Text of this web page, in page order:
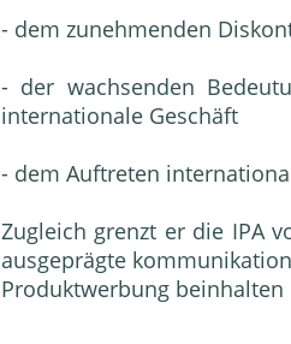
- dem zunehmenden
- der wachsenden
internationale Geschäft
- dem Auftreten
Zugleich grenzt er die IPA
ausgeprägte
Produktwerbung